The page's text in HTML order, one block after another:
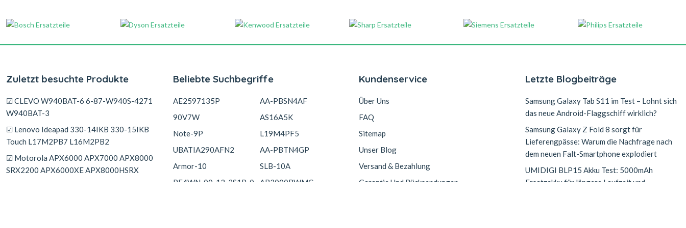
Zuletzt besuchte Produkte
☑ CLEVO W940BAT-6 6-87-W940S-4271
W940BAT-3
☑ Lenovo Ideapad 330-14IKB 330-15IKB
Touch L17M2PB7 L16M2PB2
☑ Motorola APX6000 APX7000 APX8000
SRX2200 APX6000XE APX8000HSRX
Beliebte Suchbegriffe
AE2597135P
90V7W
Note-9P
UBATIA290AFN2
Armor-10
PF4WN-00-13-3S1P-0
AA-PBSN4AF
AS16A5K
L19M4PF5
AA-PBTN4GP
SLB-10A
AB3000BWMC
Kundenservice
Über Uns
FAQ
Sitemap
Unser Blog
Versand & Bezahlung
Garantie Und Rücksendungen
Letzte Blogbeiträge
Samsung Galaxy Tab S11 im Test – Lohnt sich
das neue Android-Flaggschiff wirklich?
Samsung Galaxy Z Fold 8 sorgt für
Lieferengpässe: Warum die Nachfrage nach
dem neuen Falt-Smartphone explodiert
UMIDIGI BLP15 Akku Test: 5000mAh
Ersatzakku für längere Laufzeit und